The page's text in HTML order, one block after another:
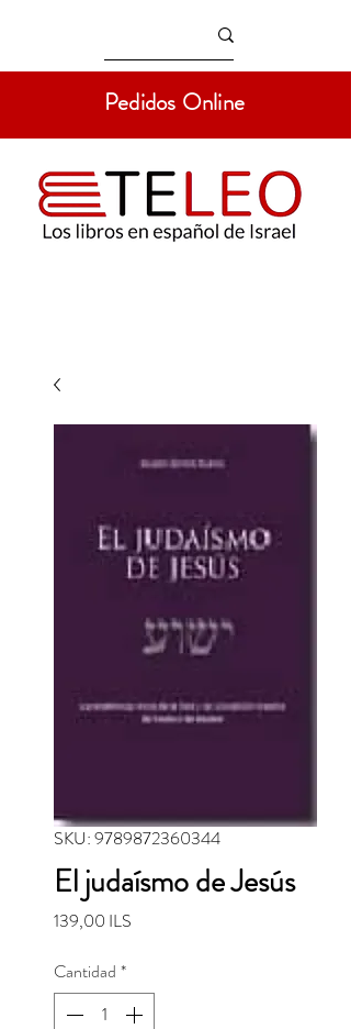
Pedidos Online
SKU: 9789872360344
El judaísmo de Jesús
139,00 ILS
Cantidad *